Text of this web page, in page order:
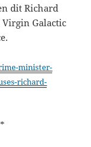
dit Richard
Galactic
minister-
richard-